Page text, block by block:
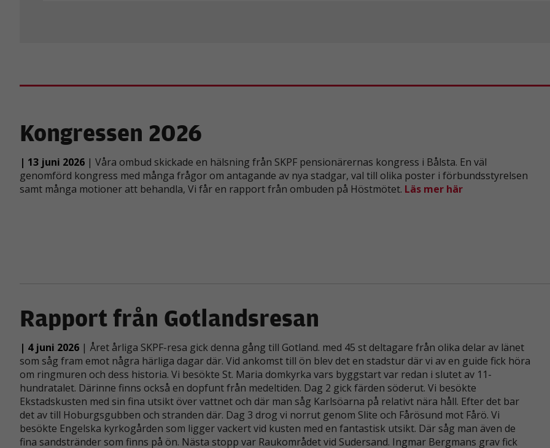
Kongressen 2026
| 13 juni 2026 | Våra ombud skickade en hälsning från SKPF pensionärernas kongress i Bålsta. En väl
genomförd kongress med många frågor om antagande av nya stadgar, val till olika poster i förbundsstyrelsen
samt många motioner att behandla, Vi får en rapport från ombuden på Höstmötet. Läs mer här
Rapport från Gotlandsresan
| 4 juni 2026 | Året årliga SKPF-resa gick denna gång till Gotland. med 45 st deltagare från olika delar av länet
som såg fram emot några härliga dagar där. Vid ankomst till ön blev det en stadstur där vi av en guide fick höra
om ringmuren och dess historia. Vi besökte St. Maria domkyrka vars byggstart var redan i slutet av 11-
hundratalet. Därinne finns också en dopfunt från medeltiden. Dag 2 gick färden söderut. Vi besökte
Ekstadskusten med sin fina utsikt över vattnet och där man såg Karlsöarna på relativt nära håll. Efter det bar
det av till Hoburgsgubben och stranden där. Dag 3 drog vi norrut genom Slite och Fårösund mot Fårö. Vi
besökte Engelska kyrkogården som ligger vackert vid kusten med en fantastisk utsikt. Där såg man även de
fina sandstränder som finns på ön. Nästa stopp var Raukområdet vid Sudersand. Ingmar Bergmans grav fick
uppbyggnad,
baserat på
hur
hemsidan
kakorna
kommer viss
funktionalitet
att försvinna
från
hemsidan.
Marknadsföring